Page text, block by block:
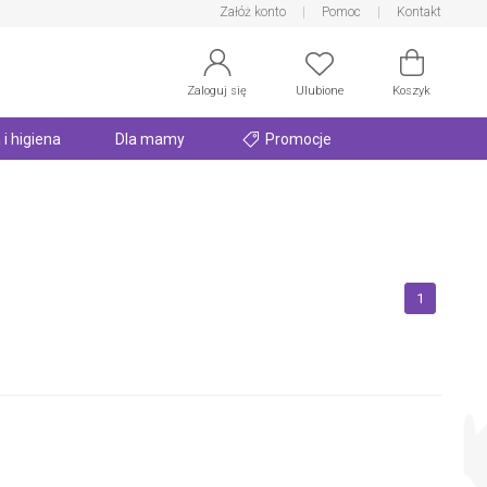
Załóż konto Pomoc Kontakt
Zaloguj się Ulubione Koszyk
i higiena Dla mamy Promocje
1